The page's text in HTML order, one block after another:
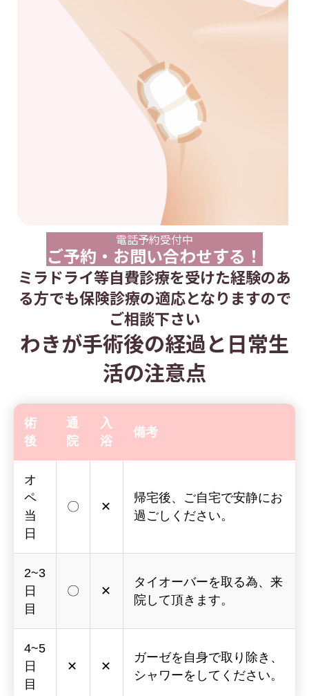
電話予約受付中
ご予約・お問い合わせする！
ミラドライ等自費診療を受けた経験のあ
る方でも保険診療の適応となりますので
ご相談下さい
わきが手術後の経過と日常生
活の注意点
術
後
通
院
入
浴
備考
オ
ペ
当
日
〇 ✕
帰宅後、ご自宅で安静にお
過ごしください。
2~3
日
目
〇 ✕
タイオーバーを取る為、来
院して頂きます。
4~5
日
目
✕ ✕
ガーゼを自身で取り除き、
シャワーをしてください。